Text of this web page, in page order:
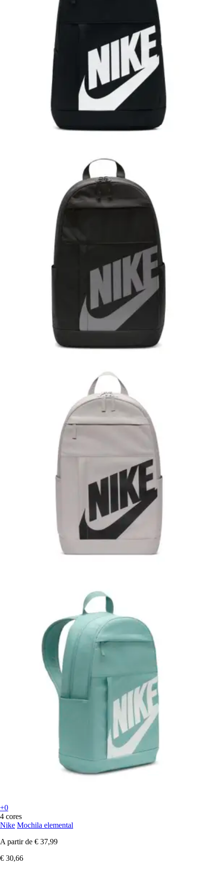
+0
4 cores
Nike Mochila elemental
A partir de € 37,99
€ 30,66